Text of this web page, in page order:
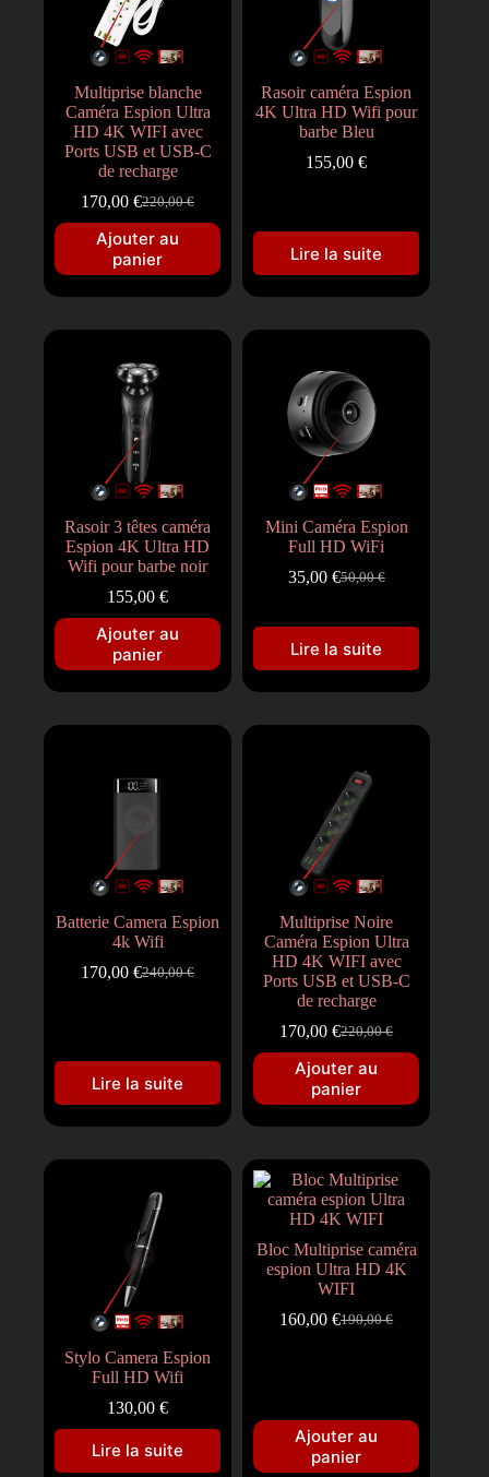
Multiprise blanche
Caméra Espion Ultra
HD 4K WIFI avec
Ports USB et USB-C
de recharge
220,00€
170,00€
Ajouter au
panier
Rasoir caméra Espion
4K Ultra HD Wifi pour
barbe Bleu
155,00€
Lire la suite
Rasoir 3 têtes caméra
Espion 4K Ultra HD
Wifi pour barbe noir
155,00€
Ajouter au
panier
Mini Caméra Espion
Full HD WiFi
50,00€
35,00 €
Lire la suite
Batterie Camera Espion
4k Wifi
240,00€
170,00€
Lire la suite
Multiprise Noire
Caméra Espion Ultra
HD 4K WIFI avec
Ports USB et USB-C
de recharge
220,00€
170,00€
Ajouter au
panier
Stylo Camera Espion
Full HD Wifi
130,00€
Lire la suite
Bloc Multiprise caméra
espion Ultra HD 4K
WIFI
190,00€
160,00€
Ajouter au
panier